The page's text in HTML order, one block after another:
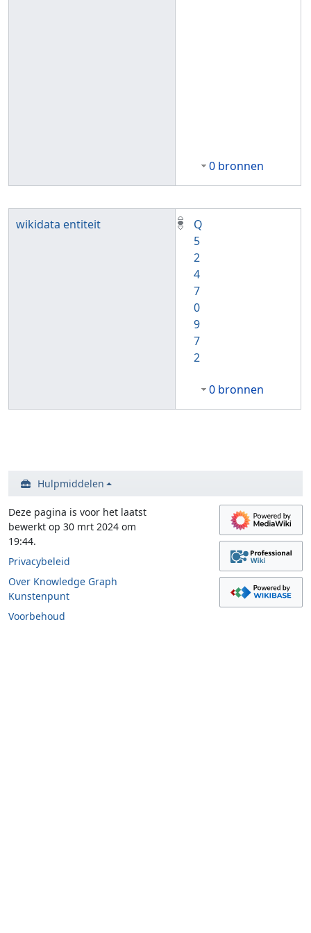
0 bronnen
wikidata entiteit
Q
5
2
4
7
0
9
7
2
0 bronnen
Hulpmiddelen
Deze pagina is voor het laatst
bewerkt op 30 mrt 2024 om
19:44.
Privacybeleid
Over Knowledge Graph
Kunstenpunt
Voorbehoud